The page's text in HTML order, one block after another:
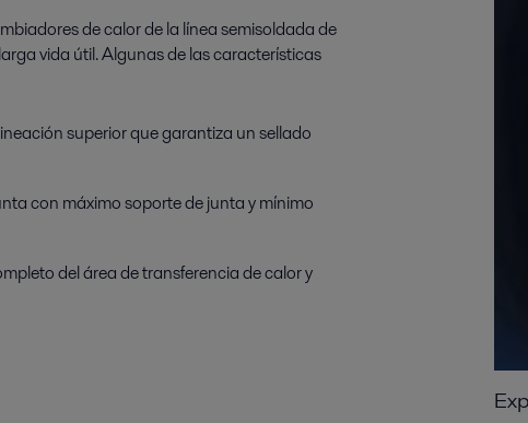
de calor de la línea semisoldada de
vida útil. Algunas de las características
superior que garantiza un sellado
con máximo soporte de junta y mínimo
del área de transferencia de calor y